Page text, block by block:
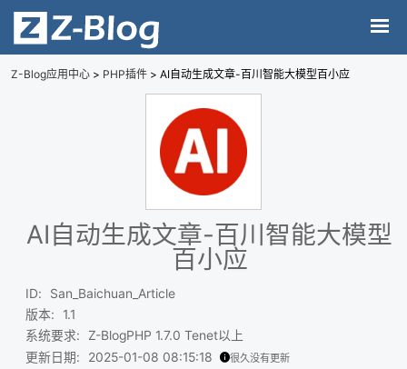
Z-Blog应用中心 > PHP插件 > AI自动生成文章-百川智能大模型百小应
AI自动生成文章-百川智能大模型
百小应
ID:
San_Baichuan_Article
版本:
1.1
系统要求:
Z-BlogPHP 1.7.0 Tenet以上
更新日期: 2025-01-08 08:15:18 很久没有更新